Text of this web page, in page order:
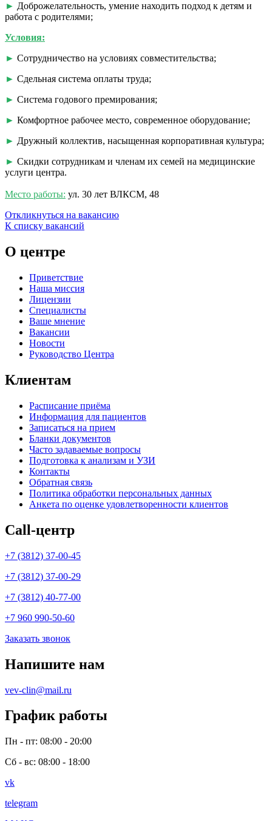
► Доброжелательность, умение находить подход к детям и
работа с родителями;
Условия:
► Сотрудничество на условиях совместительства;
► Сдельная система оплаты труда;
► Система годового премирования;
► Комфортное рабочее место, современное оборудование;
► Дружный коллектив, насыщенная корпоративная культура;
► Скидки сотрудникам и членам их семей на медицинские
услуги центра.
Место работы: ул. 30 лет ВЛКСМ, 48
Откликнуться на вакансию
К списку вакансий
О центре
Приветствие
Наша миссия
Лицензии
Специалисты
Ваше мнение
Вакансии
Новости
Руководство Центра
Клиентам
Расписание приёма
Информация для пациентов
Записаться на прием
Бланки документов
Часто задаваемые вопросы
Подготовка к анализам и УЗИ
Контакты
Обратная связь
Политика обработки персональных данных
Анкета по оценке удовлетворенности клиентов
Call-центр
+7 (3812) 37-00-45
+7 (3812) 37-00-29
+7 (3812) 40-77-00
+7 960 990-50-60
Заказать звонок
Напишите нам
vev-clin@mail.ru
График работы
Пн - пт: 08:00 - 20:00
Сб - вс: 08:00 - 18:00
vk
telegram